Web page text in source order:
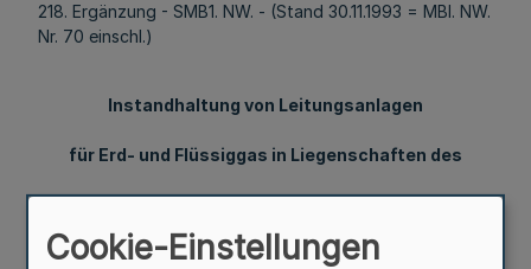
218. Ergänzung - SMB1. NW. - (Stand 30.11.1993 = MBl. NW.
Nr. 70 einschl.)
Instandhaltung von Leitungsanlagen
für Erd- und Flüssiggas in Liegenschaften des
- Gasleitungen 89 -
Cookie-Einstellungen